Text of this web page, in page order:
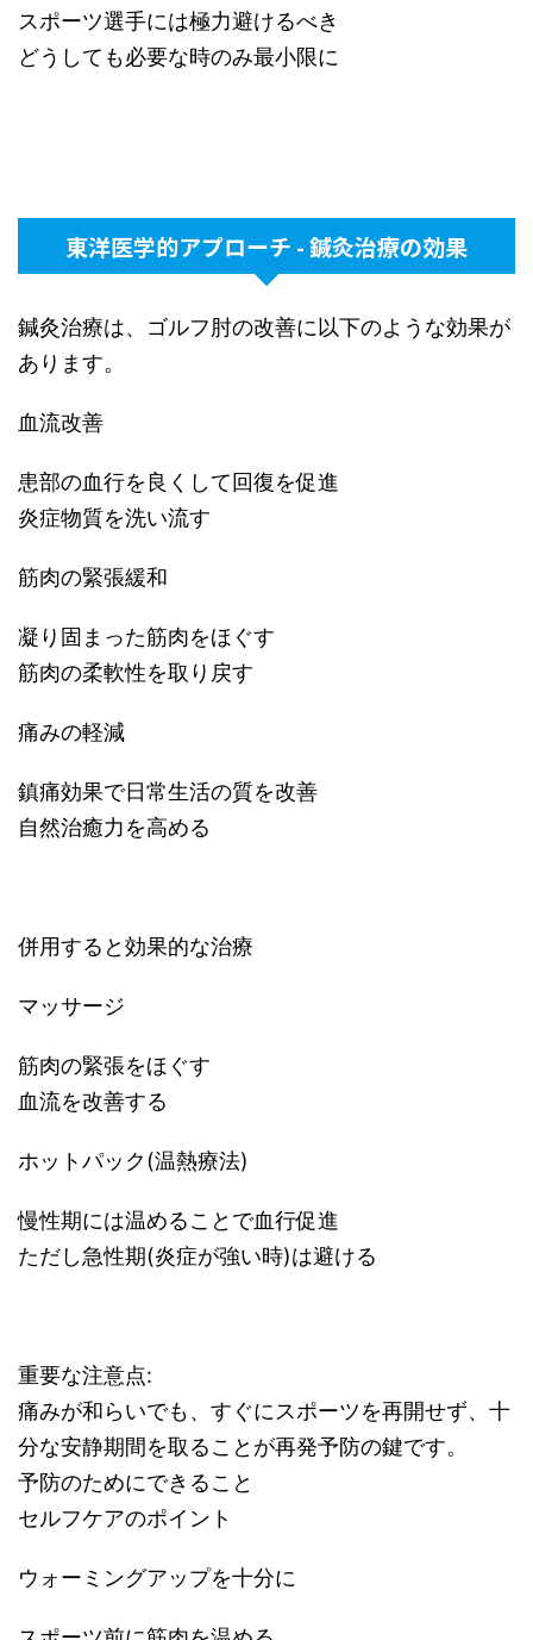
スポーツ選手には極力避けるべき
どうしても必要な時のみ最小限に
東洋医学的アプローチ - 鍼灸治療の効果
鍼灸治療は、ゴルフ肘の改善に以下のような効果が
あります。
血流改善
患部の血行を良くして回復を促進
炎症物質を洗い流す
筋肉の緊張緩和
凝り固まった筋肉をほぐす
筋肉の柔軟性を取り戻す
痛みの軽減
鎮痛効果で日常生活の質を改善
自然治癒力を高める
併用すると効果的な治療
マッサージ
筋肉の緊張をほぐす
血流を改善する
ホットパック(温熱療法)
慢性期には温めることで血行促進
ただし急性期(炎症が強い時)は避ける
重要な注意点:
痛みが和らいでも、すぐにスポーツを再開せず、十
分な安静期間を取ることが再発予防の鍵です。
予防のためにできること
セルフケアのポイント
ウォーミングアップを十分に